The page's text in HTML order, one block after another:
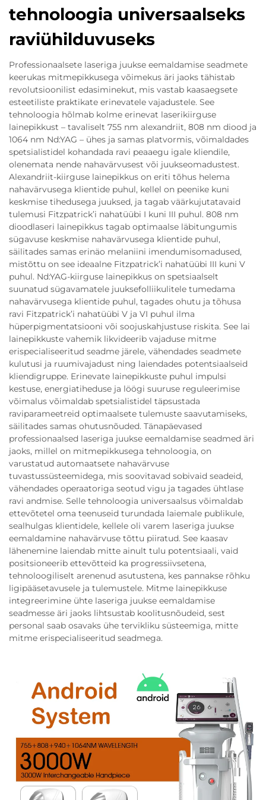
tehnoloogia universaalseks
raviühilduvuseks
Professionaalsete laseriga juukse eemaldamise seadmete
keerukas mitmepikkusega võimekus äri jaoks tähistab
revolutsioonilist edasiminekut, mis vastab kaasaegsete
esteetiliste praktikate erinevatele vajadustele. See
tehnoloogia hõlmab kolme erinevat laserikiirguse
lainepikkust – tavaliselt 755 nm alexandriit, 808 nm diood ja
1064 nm Nd:YAG – ühes ja samas platvormis, võimaldades
spetsialistidel kohandada ravi peaaegu igale kliendile,
olenemata nende nahavärvusest või juukseomadustest.
Alexandriit-kiirguse lainepikkus on eriti tõhus helema
nahavärvusega klientide puhul, kellel on peenike kuni
keskmise tihedusega juuksed, ja tagab väärkujutatavaid
tulemusi Fitzpatrick’i nahatüübi I kuni III puhul. 808 nm
dioodlaseri lainepikkus tagab optimaalse läbitungumis
sügavuse keskmise nahavärvusega klientide puhul,
säilitades samas erinäo melaniini imendumisomadused,
mistõttu on see ideaalne Fitzpatrick’i nahatüübi III kuni V
puhul. Nd:YAG-kiirguse lainepikkus on spetsiaalselt
suunatud sügavamatele juuksefolliikulitele tumedama
nahavärvusega klientide puhul, tagades ohutu ja tõhusa
ravi Fitzpatrick’i nahatüübi V ja VI puhul ilma
hüperpigmentatsiooni või soojuskahjustuse riskita. See lai
lainepikkuste vahemik likvideerib vajaduse mitme
erispecialiseeritud seadme järele, vähendades seadmete
kulutusi ja ruumivajadust ning laiendades potentsiaalseid
kliendigruppe. Erinevate lainepikkuste puhul impulsi
kestuse, energiatiheduse ja löögi suuruse reguleerimise
võimalus võimaldab spetsialistidel täpsustada
raviparameetreid optimaalsete tulemuste saavutamiseks,
säilitades samas ohutusnõuded. Tänapäevased
professionaalsed laseriga juukse eemaldamise seadmed äri
jaoks, millel on mitmepikkusega tehnoloogia, on
varustatud automaatsete nahavärvuse
tuvastussüsteemidega, mis soovitavad sobivaid seadeid,
vähendades operaatoriga seotud vigu ja tagades ühtlase
ravi andmise. Selle tehnoloogia universaalsus võimaldab
ettevõtetel oma teenuseid turundada laiemale publikule,
sealhulgas klientidele, kellele oli varem laseriga juukse
eemaldamine nahavärvuse tõttu piiratud. See kaasav
lähenemine laiendab mitte ainult tulu potentsiaali, vaid
positsioneerib ettevõtteid ka progressiivsetena,
tehnoloogiliselt arenenud asutustena, kes pannakse rõhku
ligipääsetavusele ja tulemustele. Mitme lainepikkuse
integreerimine ühte laseriga juukse eemaldamise
seadmesse äri jaoks lihtsustab koolitusnõudeid, sest
personal saab osavaks ühe tervikliku süsteemiga, mitte
mitme erispecialiseeritud seadmega.